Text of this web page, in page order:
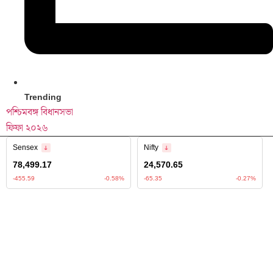
Trending
পশ্চিমবঙ্গ বিধানসভা
ফিফা ২০২৬